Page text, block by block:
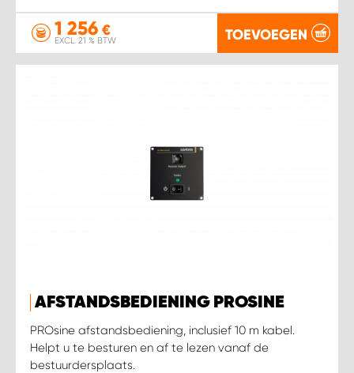
1 256 €
EXCL. 21 % BTW TOEVOEGEN
AFSTANDSBEDIENING PROSINE
PROsine afstandsbediening, inclusief 10 m kabel.
Helpt u te besturen en af te lezen vanaf de
bestuurdersplaats.